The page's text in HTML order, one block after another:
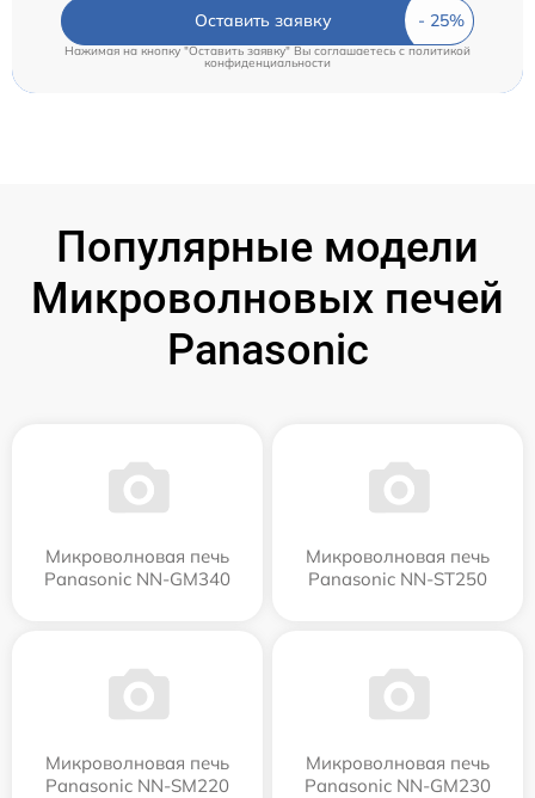
Оставить заявку
Нажимая на кнопку "Оставить заявку" Вы соглашаетесь cполитикой
конфиденциальности
Популярные модели
Микроволновых печей
Panasonic
Микроволновая печь
Panasonic NN-GM340
Микроволновая печь
Panasonic NN-ST250
Микроволновая печь
Panasonic NN-SM220
Микроволновая печь
Panasonic NN-GM230